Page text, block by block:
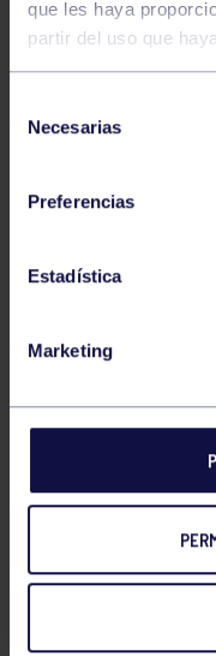
que les haya
partir del uso que
Necesarias
Preferencias
Estadística
Marketing
SARA RIBAS
LAURA
PAULA PEÑA